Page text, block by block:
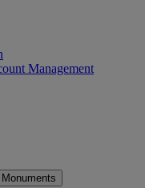
Management